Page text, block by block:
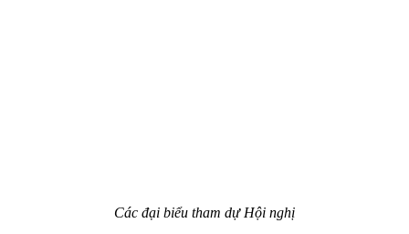
Các đại biểu tham dự Hội nghị